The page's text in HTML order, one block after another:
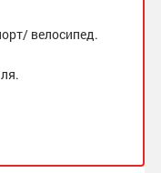
велосипед.